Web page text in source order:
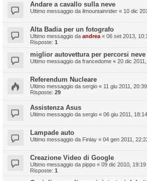
Andare a cavallo sulla neve
Ultimo messaggio da ilmountainrider « 10 dic
Alta Badia per un fotografo
Ultimo messaggio da andrea « 06 set 2013,
Risposte: 1
miglior autovettura per percorsi neve
Ultimo messaggio da francedome « 20 dic 2011,
Referendum Nucleare
Ultimo messaggio da sergio « 11 giu 2011, 20:39
Risposte: 29
Assistenza Asus
Ultimo messaggio da sergio « 06 giu 2011, 18:14
Lampade auto
Ultimo messaggio da Finlay « 04 gen 2011,
Creazione Video di Google
Ultimo messaggio da pippo « 09 dic 2010, 19:19
Risposte: 1